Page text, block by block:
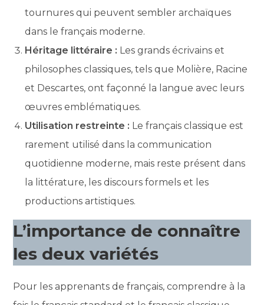
tournures qui peuvent sembler archaïques
dans le français moderne.
Héritage littéraire : Les grands écrivains et
philosophes classiques, tels que Molière, Racine
et Descartes, ont façonné la langue avec leurs
œuvres emblématiques.
Utilisation restreinte : Le français classique est
rarement utilisé dans la communication
quotidienne moderne, mais reste présent dans
la littérature, les discours formels et les
productions artistiques.
L’importance de connaître
les deux variétés
Pour les apprenants de français, comprendre à la